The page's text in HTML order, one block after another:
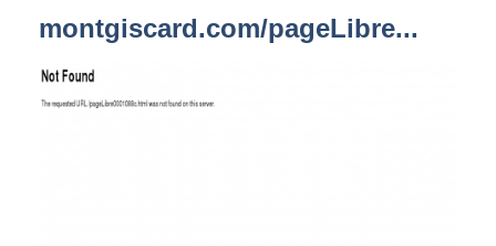
montgiscard.com/pageLibre...